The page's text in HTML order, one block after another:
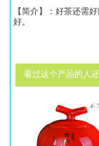
【简介】：好茶还需
好。
看过这个产品的人